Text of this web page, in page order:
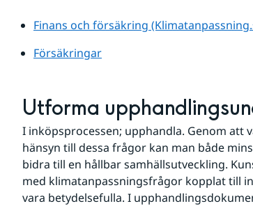
Finans och försäkring
Försäkringar
Utforma
I inköpsprocessen; upphandla. Genom att
hänsyn till dessa frågor kan man både
bidra till en hållbar samhällsutveckling.
med klimatanpassningsfrågor kopplat till
vara betydelsefulla. I